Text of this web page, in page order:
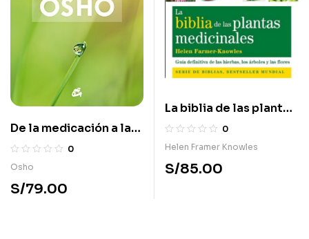
De la medicación a la
meditación
0
Osho
S/79.00
La biblia de las plantas
medicinales
0
Helen Framer Knowles
S/85.00